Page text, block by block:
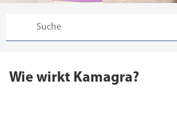
Wie wirkt Kamagra?